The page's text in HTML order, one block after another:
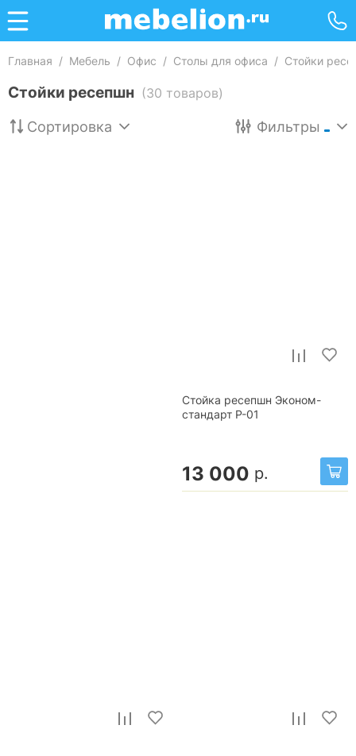
Главная / Мебель / Офис / Столы для офиса / Стойки
Стойки ресепшн (30 товаров)
Сортировка Фильтры
Стойка ресепшн Эконом-
стандарт Р-01
13 000 р.